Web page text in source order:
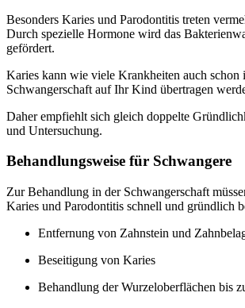
Besonders Karies und Parodontitis treten
Durch spezielle Hormone wird das
gefördert.
Karies kann wie viele Krankheiten auch schon
Schwangerschaft auf Ihr Kind übertragen
Daher empfiehlt sich gleich doppelte
und Untersuchung.
Behandlungsweise für Schwangere
Zur Behandlung in der Schwangerschaft
Karies und Parodontitis schnell und gründlich
Entfernung von Zahnstein und
Beseitigung von Karies
Behandlung der Wurzeloberflächen bis